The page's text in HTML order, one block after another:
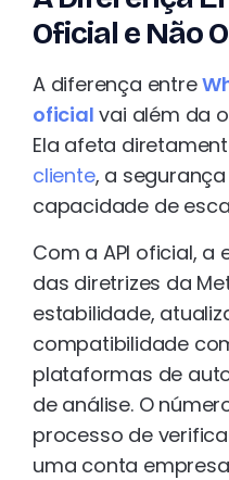
Oficial e Não
A diferença entre
oficial vai além da
Ela afeta
cliente, a
capacidade de
Com a API oficial,
das diretrizes da
estabilidade,
compatibilidade
plataformas de
de análise. O
processo de
uma conta